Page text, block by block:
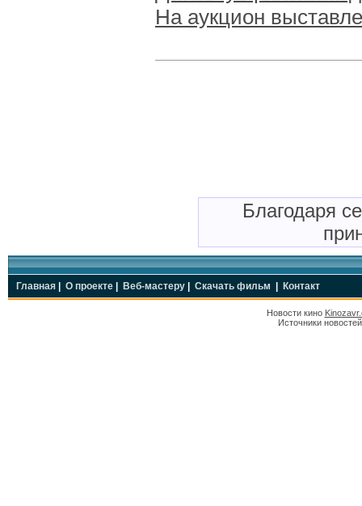
На аукцион
Благодаря
Главная О проекте Веб-мастеру Скачать фильм Контакт
Новости кино
Источники